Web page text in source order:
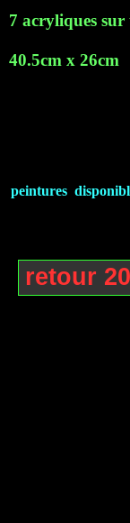
retour
7 acryliques sur
40.5cm x 26cm
peintures